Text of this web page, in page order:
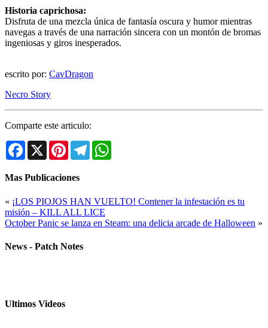
Historia caprichosa:
Disfruta de una mezcla única de fantasía oscura y humor mientras
navegas a través de una narración sincera con un montón de bromas
ingeniosas y giros inesperados.
escrito por: CavDragon
Necro Story
Comparte este articulo:
Facebook
X PinterestTelegram
Mas Publicaciones
« ¡LOS PIOJOS HAN VUELTO! Contener la infestación es tu
misión – KILL ALL LICE
October Panic se lanza en Steam: una delicia arcade de Halloween »
News - Patch Notes
Ultimos Videos